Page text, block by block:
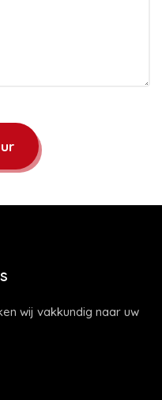
wij vakkundig naar uw